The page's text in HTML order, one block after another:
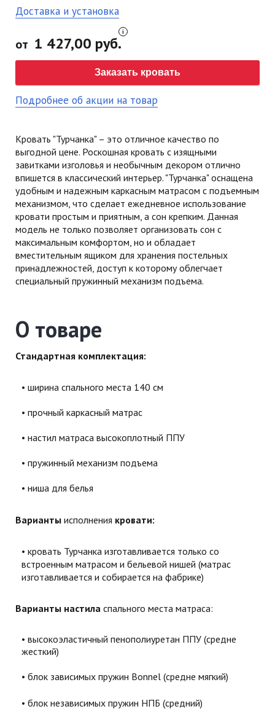
Доставка и установка
от 1 427,00 руб.
Заказать кровать
Подробнее об акции на товар
Кровать "Турчанка" – это отличное качество по
выгодной цене. Роскошная кровать с изящными
завитками изголовья и необычным декором отлично
впишется в классический интерьер. "Турчанка" оснащена
удобным и надежным каркасным матрасом с подъемным
механизмом, что сделает ежедневное использование
кровати простым и приятным, а сон крепким. Данная
модель не только позволяет организовать сон с
максимальным комфортом, но и обладает
вместительным ящиком для хранения постельных
принадлежностей, доступ к которому облегчает
специальный пружинный механизм подъема.
О товаре
Стандартная комплектация:
ширина спального места 140 см
прочный каркасный матрас
настил матраса высокоплотный ППУ
пружинный механизм подъема
ниша для белья
Вариантыисполнения кровати:
кровать Турчанка изготавливается только со
встроенным матрасом и бельевой нишей (матрас
изготавливается и собирается на фабрике)
Варианты настиласпального места матраса:
высокоэластичный пенополиуретан ППУ (средне
жесткий)
блок зависимых пружин Bonnel(средне мягкий)
блок независимых пружин НПБ(средний)​